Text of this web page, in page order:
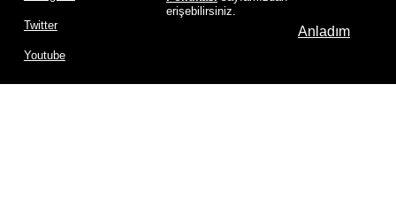
erişebilirsiniz.
Anladım
Twitter
Youtube